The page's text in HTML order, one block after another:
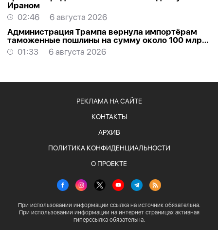
Ираном
02:46
6 августа 2026
Администрация Трампа вернула импортёрам
таможенные пошлины на сумму около 100 млрд
долларов
01:33 6 августа 2026
РЕКЛАМА НА САЙТЕ
КОНТАКТЫ
АРХИВ
ПОЛИТИКА КОНФИДЕНЦИАЛЬНОСТИ
О ПРОЕКТЕ
При использовании информации ссылка на источник обязательна.
При использовании информации на интернет страницах активная
гиперссылка обязательна.